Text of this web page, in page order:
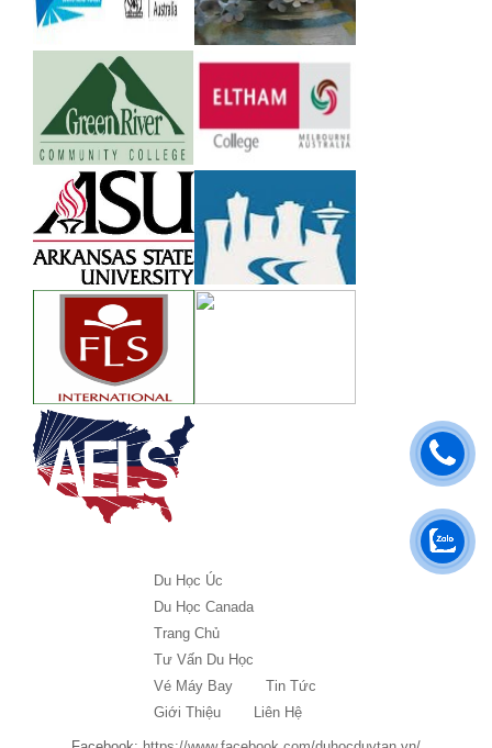
Du Học Úc
Du Học Canada
Trang Chủ
Tư Vấn Du Học
Vé Máy Bay
Tin Tức
Giới Thiệu
Liên Hệ